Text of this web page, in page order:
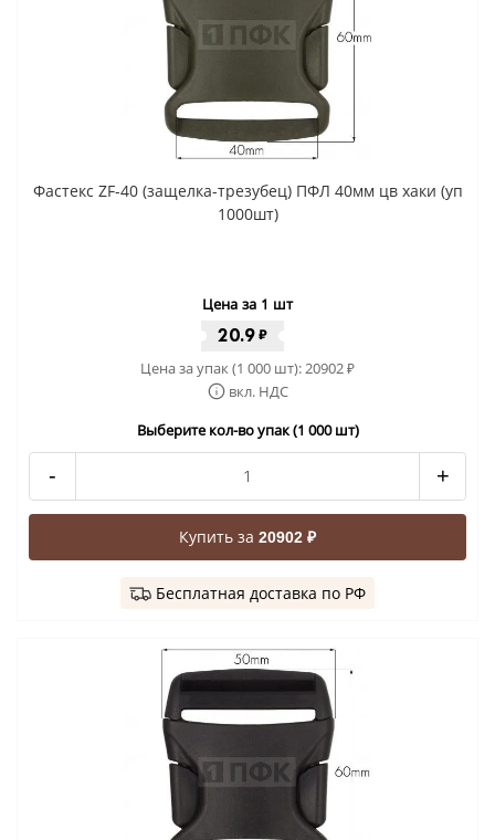
Фастекс ZF-40 (защелка-трезубец) ПФЛ 40мм цв хаки (уп
1000шт)
Цена за 1 шт
20.9 ₽
Цена за упак (1 000 шт): 20902₽
вкл. НДС
Выберите кол-во упак (1 000 шт)
- +
Купить за 20902 ₽
Бесплатная доставка по РФ